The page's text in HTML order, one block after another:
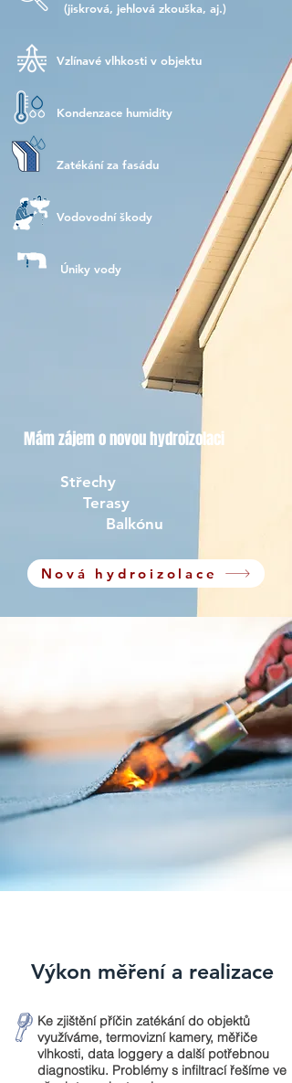
(jiskrová, jehlová zkouška, aj.)
Vzlínavé vlhkosti v objektu
Kondenzace humidity
Zatékání za fasádu
Vodovodní škody
Úniky vody
Mám zájem o novou hydroizolaci
Střechy
Terasy
Balkónu
Nová hydroizolace
Výkon měření a realizace
Ke zjištění příčin zatékání do objektů
využíváme, termovizní kamery, měřiče
vlhkosti, data loggery a další potřebnou
diagnostiku. Problémy s infiltrací řešíme ve